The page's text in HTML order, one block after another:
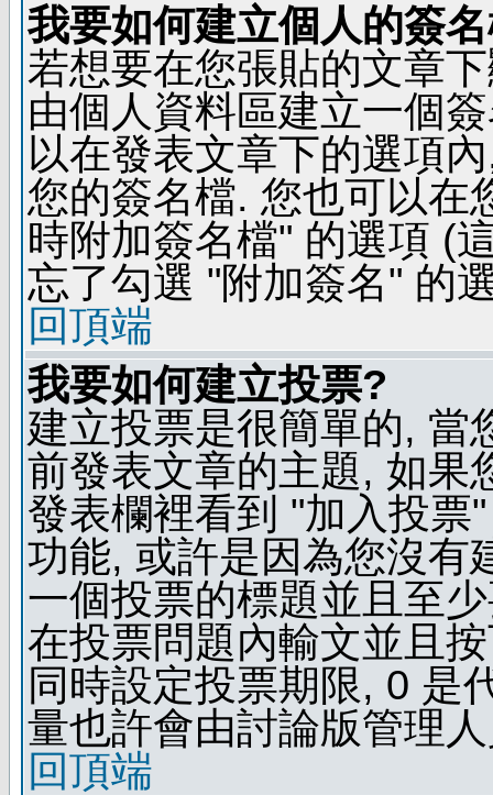
我要如何建立個人的簽
若想要在您張貼的文章
由個人資料區建立一個
以在發表文章下的選項
您的簽名檔. 您也可以在
時附加簽名檔" 的選項 (
忘了勾選 "附加簽名" 的
回頂端
我要如何建立投票?
建立投票是很簡單的, 當
前發表文章的主題, 如果
發表欄裡看到 "加入投票
功能, 或許是因為您沒有
一個投票的標題並且至
在投票問題內輸文並且
同時設定投票期限, 0 是
量也許會由討論版管理
回頂端